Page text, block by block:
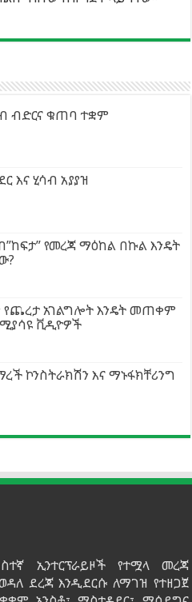
ብድርና ቁጠባ ተቋም
እና ሂሳብ አያያዝ
የመረጃ ማዕከል በኩል እንዴት
የጨረታ አገልግሎት እንዴት መጠቀም
ቪዲዮዎች
ኮንስትራክሽን እና ማኑፋክቸሪንግ
ኢንተርፕራይዞች የተሟላ መረጃ
ደረጃ እንዲደርሱ ለማገዝ የተዘጋጀ